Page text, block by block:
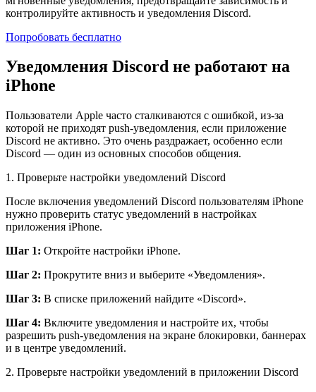
контролируйте активность и уведомления Discord.
Попробовать бесплатно
Уведомления Discord не работают на
iPhone
Пользователи Apple часто сталкиваются с ошибкой, из-за
которой не приходят push-уведомления, если приложение
Discord не активно. Это очень раздражает, особенно если
Discord — один из основных способов общения.
1. Проверьте настройки уведомлений Discord
После включения уведомлений Discord пользователям iPhone
нужно проверить статус уведомлений в настройках
приложения iPhone.
Шаг 1: Откройте настройки iPhone.
Шаг 2: Прокрутите вниз и выберите «Уведомления».
Шаг 3: В списке приложений найдите «Discord».
Шаг 4: Включите уведомления и настройте их, чтобы
разрешить push-уведомления на экране блокировки, баннерах
и в центре уведомлений.
2. Проверьте настройки уведомлений в приложении Discord